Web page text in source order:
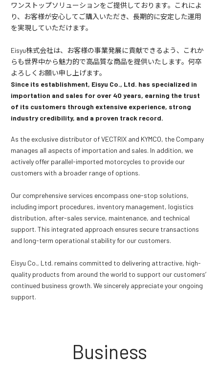
ワンストップソリューションをご提供しております。これによ
り、お客様が安心してご購入いただき、長期的に安定した運用
を実現していただけます。
Eisyu株式会社は、お客様の事業発展に貢献できるよう、これか
らも世界中から魅力的で高品質な商品を提供いたします。何卒
よろしくお願い申し上げます。
Since its establishment, Eisyu Co., Ltd. has specialized in
importation and sales for over 40 years, earning the trust
of its customers through extensive experience, strong
industry credibility, and a proven track record.
As the exclusive distributor of VECTRIX and KYMCO, the Company
manages all aspects of importation and sales. In addition, we
actively offer parallel-imported motorcycles to provide our
customers with a broader range of options.
Our comprehensive services encompass one-stop solutions,
including import procedures, inventory management, logistics
distribution, after-sales service, maintenance, and technical
support. This integrated approach ensures secure transactions
and long-term operational stability for our customers.
Eisyu Co., Ltd. remains committed to delivering attractive, high-
quality products from around the world to support our customers’
continued business growth. We sincerely appreciate your ongoing
support.
Business